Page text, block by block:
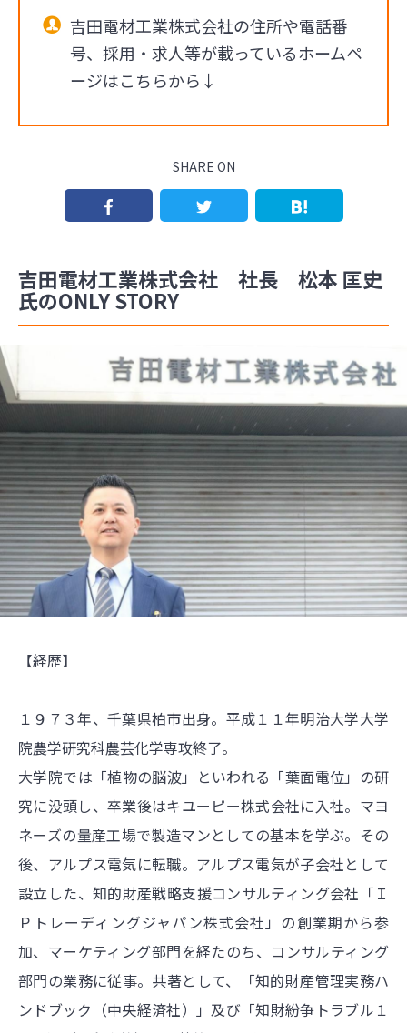
吉田電材工業株式会社の住所や電話番
号、採用・求人等が載っているホームペ
ージはこちらから↓
SHARE ON
吉田電材工業株式会社 社長 松本 匡史
氏のONLY STORY
【経歴】
１９７３年、千葉県柏市出身。平成１１年明治大学大学
院農学研究科農芸化学専攻終了。
大学院では「植物の脳波」といわれる「葉面電位」の研
究に没頭し、卒業後はキユーピー株式会社に入社。マヨ
ネーズの量産工場で製造マンとしての基本を学ぶ。その
後、アルプス電気に転職。アルプス電気が子会社として
設立した、知的財産戦略支援コンサルティング会社「Ｉ
Ｐトレーディングジャパン株式会社」の創業期から参
加、マーケティング部門を経たのち、コンサルティング
部門の業務に従事。共著として、「知的財産管理実務ハ
ンドブック（中央経済社）」及び「知財紛争トラブル１